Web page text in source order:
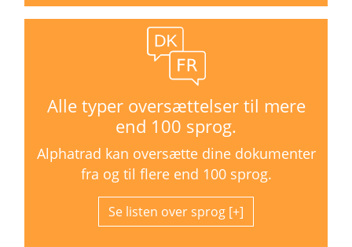
Alle typer oversættelser til mere
end 100 sprog.
Alphatrad kan oversætte dine dokumenter
fra og til flere end 100 sprog.
Se listen over sprog